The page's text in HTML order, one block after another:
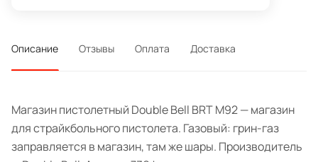
Описание Отзывы Оплата Доставка
Магазин пистолетный Double Bell BRT M92 — магазин
для страйкбольного пистолета. Газовый: грин-газ
заправляется в магазин, там же шары. Производитель